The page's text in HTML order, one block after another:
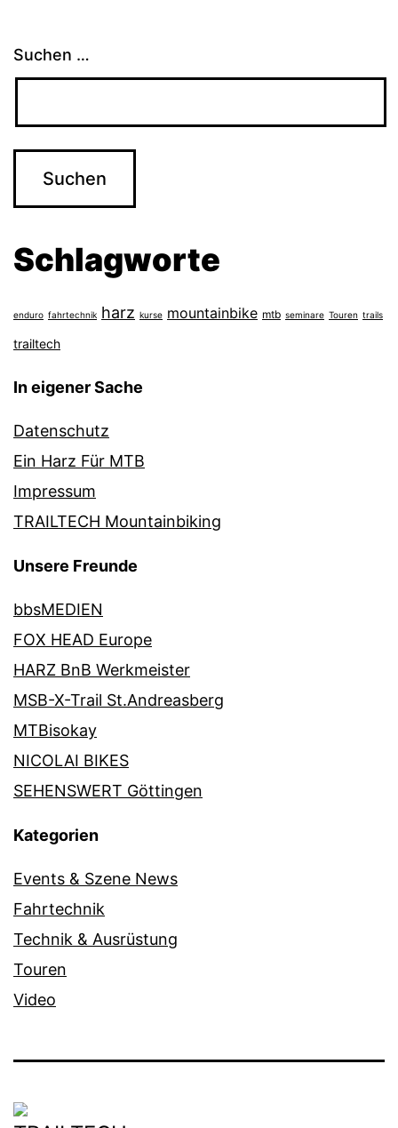
Suchen …
Schlagworte
enduro fahrtechnik harz kurse mountainbike mtb seminare Touren trails
trailtech
In eigener Sache
Datenschutz
Ein Harz Für MTB
Impressum
TRAILTECH Mountainbiking
Unsere Freunde
bbsMEDIEN
FOX HEAD Europe
HARZ BnB Werkmeister
MSB-X-Trail St.Andreasberg
MTBisokay
NICOLAI BIKES
SEHENSWERT Göttingen
Kategorien
Events & Szene News
Fahrtechnik
Technik & Ausrüstung
Touren
Video